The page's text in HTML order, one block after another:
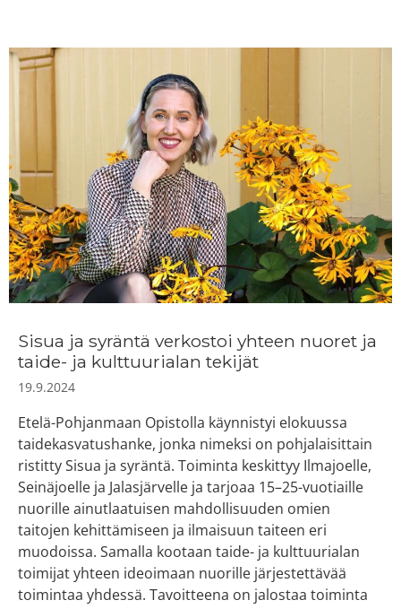
Sisua ja syräntä verkostoi yhteen nuoret ja
taide- ja kulttuurialan tekijät
19.9.2024
Etelä-Pohjanmaan Opistolla käynnistyi elokuussa
taidekasvatushanke, jonka nimeksi on pohjalaisittain
ristitty Sisua ja syräntä. Toiminta keskittyy Ilmajoelle,
Seinäjoelle ja Jalasjärvelle ja tarjoaa 15–25-vuotiaille
nuorille ainutlaatuisen mahdollisuuden omien
taitojen kehittämiseen ja ilmaisuun taiteen eri
muodoissa. Samalla kootaan taide- ja kulttuurialan
toimijat yhteen ideoimaan nuorille järjestettävää
toimintaa yhdessä. Tavoitteena on jalostaa toiminta